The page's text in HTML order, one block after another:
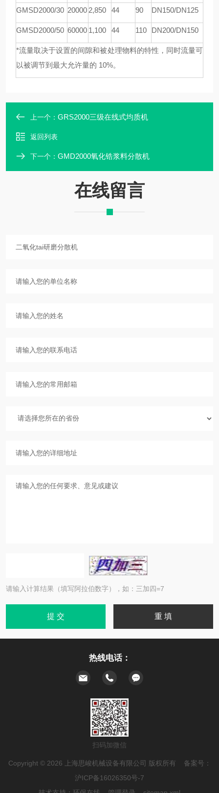
GMSD2000/30 20000 2,850 44 90 DN150/DN125
GMSD2000/50 60000 1,100 44 110 DN200/DN150
*流量取决于设置的间隙和被处理物料的特性，同时流量可
以被调节到最大允许量的 10%。
上一个： GRS2000三级在线式均质机
返回列表
下一个： GMD2000氧化锆浆料分散机
在线留言
请输入计算结果（填写阿拉伯数字），如：三加四=7
热线电话：
扫码加微信
Copyright © 2026 上海思峻机械设备有限公司 版权所有 备案号：
沪ICP备16026350号-7